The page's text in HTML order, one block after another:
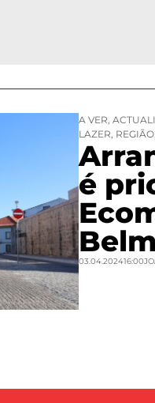
A VER,
LAZER, REGIÃO,
é
03.04.202416:00